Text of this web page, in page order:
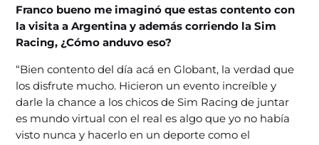
Franco bueno me imaginó que estas contento con
la visita a Argentina y además corriendo la Sim
Racing, ¿Cómo anduvo eso?
“Bien contento del día acá en Globant, la verdad que
los disfrute mucho. Hicieron un evento increíble y
darle la chance a los chicos de Sim Racing de juntar
es mundo virtual con el real es algo que yo no había
visto nunca y hacerlo en un deporte como el